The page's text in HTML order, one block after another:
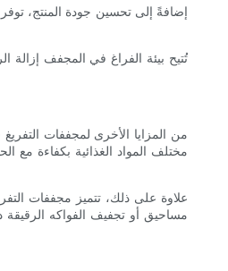
إضافةً إلى تحسين جودة المنتج،
تُتيح بيئة الفراغ في المجفف
من المزايا الأخرى لمجففات
مختلف المواد الغذائية بكفاءة
علاوة على ذلك، تتميز مجففات
مساحيق أو تجفيف الفواكه الرقيقة